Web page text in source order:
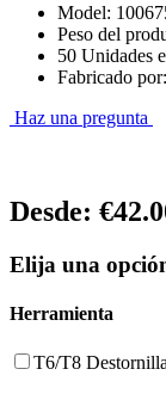
Model:
Peso del
50 Unidades
Fabricado
Haz una pregunta
Desde:
Elija una
Herramienta
T6/T8